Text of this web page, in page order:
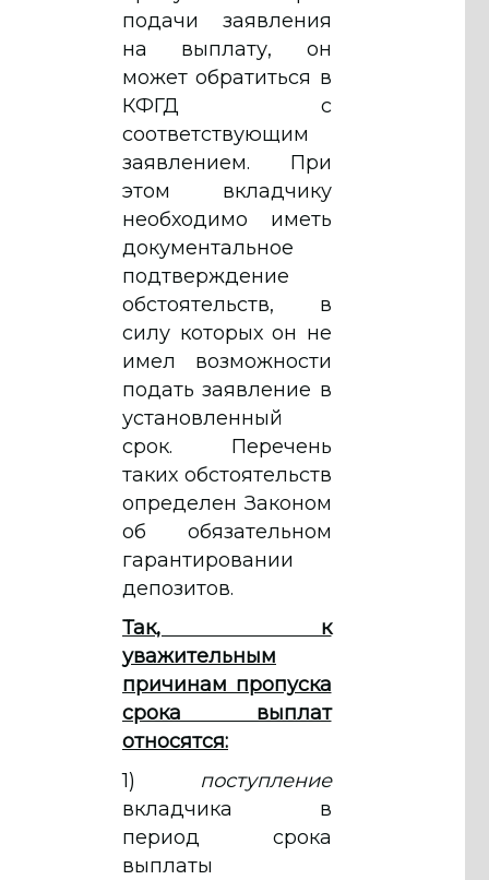
подачи заявления
на выплату, он
может обратиться в
КФГД с
соответствующим
заявлением. При
этом вкладчику
необходимо иметь
документальное
подтверждение
обстоятельств, в
силу которых он не
имел возможности
подать заявление в
установленный
срок. Перечень
таких обстоятельств
определен Законом
об обязательном
гарантировании
депозитов.
Так, к
уважительным
причинам пропуска
срока выплат
относятся:
1)
поступление
вкладчика в
период срока
выплаты